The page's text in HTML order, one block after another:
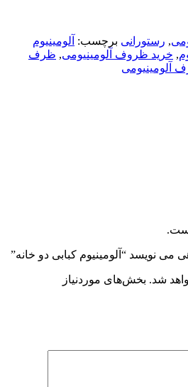
, رستورانی برچسب: آلومینیوم
, خرید ظروف آلومینیومی, ظرف
می نویسد “آلومینیوم کبابی دو خانه”
شد. بخش‌های موردنیاز